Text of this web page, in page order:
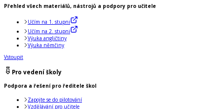
Přehled všech materiálů, nástrojů a podpory pro učitele
Učím na 1. stupni
Učím na 2. stupni
Výuka angličtiny
Výuka němčiny
Vstoupit
Pro vedení školy
Podpora a řešení pro ředitele škol
Zapojte se do pilotování
Vzdělávání pro učitele